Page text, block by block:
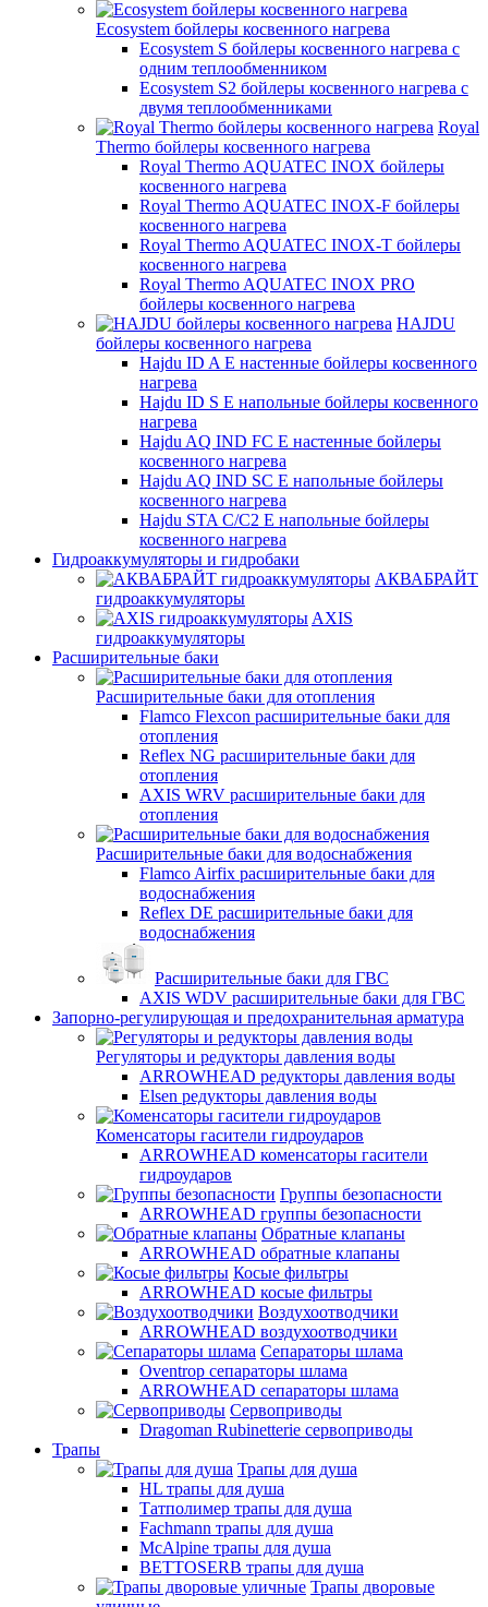
Ecosystem бойлеры косвенного нагрева
Ecosystem S бойлеры косвенного нагрева с
одним теплообменником
Ecosystem S2 бойлеры косвенного нагрева с
двумя теплообменниками
Royal
Thermo бойлеры косвенного нагрева
Royal Thermo AQUATEC INOX бойлеры
косвенного нагрева
Royal Thermo AQUATEC INOX-F бойлеры
косвенного нагрева
Royal Thermo AQUATEC INOX-T бойлеры
косвенного нагрева
Royal Thermo AQUATEC INOX PRO
бойлеры косвенного нагрева
HAJDU
бойлеры косвенного нагрева
Hajdu ID A E настенные бойлеры косвенного
нагрева
Hajdu ID S E напольные бойлеры косвенного
нагрева
Hajdu AQ IND FC E настенные бойлеры
косвенного нагрева
Hajdu AQ IND SC E напольные бойлеры
косвенного нагрева
Hajdu STA C/C2 E напольные бойлеры
косвенного нагрева
Гидроаккумуляторы и гидробаки
АКВАБРАЙТ
гидроаккумуляторы
AXIS
гидроаккумуляторы
Расширительные баки
Расширительные баки для отопления
Flamco Flexcon расширительные баки для
отопления
Reflex NG расширительные баки для
отопления
AXIS WRV расширительные баки для
отопления
Расширительные баки для водоснабжения
Flamco Airfix расширительные баки для
водоснабжения
Reflex DЕ расширительные баки для
водоснабжения
Расширительные баки для ГВС
AXIS WDV расширительные баки для ГВС
Запорно-регулирующая и предохранительная арматура
Регуляторы и редукторы давления воды
ARROWHEAD редукторы давления воды
Elsen редукторы давления воды
Коменсаторы гасители гидроударов
ARROWHEAD коменсаторы гасители
гидроударов
Группы безопасности
ARROWHEAD группы безопасности
Обратные клапаны
ARROWHEAD обратные клапаны
Косые фильтры
ARROWHEAD косые фильтры
Воздухоотводчики
ARROWHEAD воздухоотводчики
Сепараторы шлама
Oventrop cепараторы шлама
ARROWHEAD сепараторы шлама
Сервоприводы
Dragoman Rubinetterie сервоприводы
Трапы
Трапы для душа
HL трапы для душа
Татполимер трапы для душа
Fachmann трапы для душа
McAlpine трапы для душа
BETTOSERB трапы для душа
Трапы дворовые